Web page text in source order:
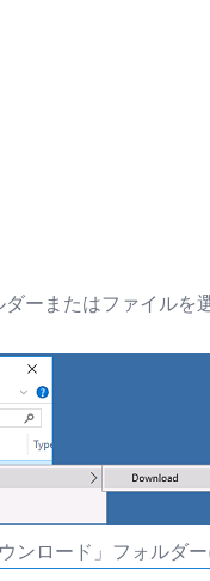
ーまたはファイル
ンロード」フォルダ